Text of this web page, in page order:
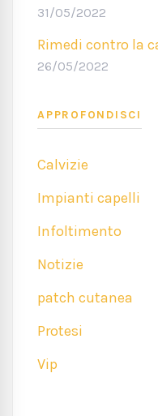
31/05/2022
Rimedi contro la
26/05/2022
APPROFONDISCI
Calvizie
Impianti capelli
Infoltimento
Notizie
patch cutanea
Protesi
Vip